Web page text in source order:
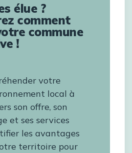
élue ?
comment
commune
!
votre
local à
son offre, son
et ses services
les avantages
territoire pour